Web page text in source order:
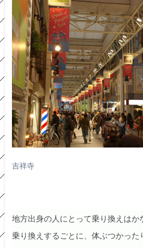
吉祥寺
地方出身の人にとって乗り換えはか
乗り換えするごとに、体ぶつかった